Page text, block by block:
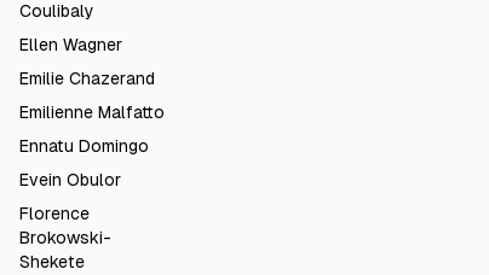
Coulibaly
Ellen Wagner
Emilie Chazerand
Emilienne Malfatto
Ennatu Domingo
Evein Obulor
Florence
Brokowski-
Shekete